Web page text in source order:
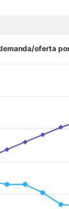
oferta